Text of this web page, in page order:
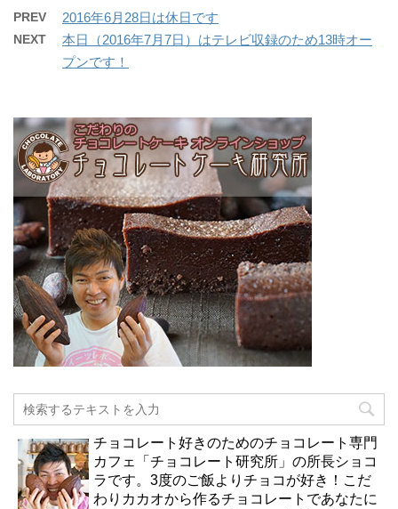
PREV 2016年6月28日は休日です
NEXT
本日（2016年7月7日）はテレビ収録のため13時オー
プンです！
チョコレート好きのためのチョコレート専門
カフェ「チョコレート研究所」の所長ショコ
ラです。3度のご飯よりチョコが好き！こだ
わりカカオから作るチョコレートであなたに